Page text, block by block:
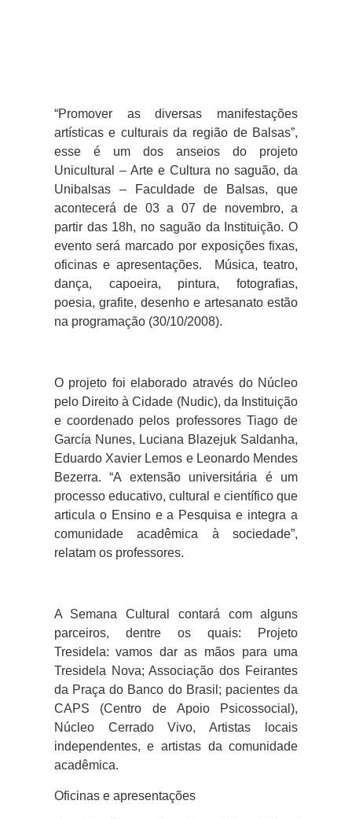
“Promover as diversas manifestações
artísticas e culturais da região de Balsas”,
esse é um dos anseios do projeto
Unicultural – Arte e Cultura no saguão, da
Unibalsas – Faculdade de Balsas, que
acontecerá de 03 a 07 de novembro, a
partir das 18h, no saguão da Instituição. O
evento será marcado por exposições fixas,
oficinas e apresentações. Música, teatro,
dança, capoeira, pintura, fotografias,
poesia, grafite, desenho e artesanato estão
na programação (30/10/2008).
O projeto foi elaborado através do Núcleo
pelo Direito à Cidade (Nudic), da Instituição
e coordenado pelos professores Tiago de
García Nunes, Luciana Blazejuk Saldanha,
Eduardo Xavier Lemos e Leonardo Mendes
Bezerra. “A extensão universitária é um
processo educativo, cultural e científico que
articula o Ensino e a Pesquisa e integra a
comunidade acadêmica à sociedade”,
relatam os professores.
A Semana Cultural contará com alguns
parceiros, dentre os quais: Projeto
Tresidela: vamos dar as mãos para uma
Tresidela Nova; Associação dos Feirantes
da Praça do Banco do Brasil; pacientes da
CAPS (Centro de Apoio Psicossocial),
Núcleo Cerrado Vivo, Artistas locais
independentes, e artistas da comunidade
acadêmica.
Oficinas e apresentações